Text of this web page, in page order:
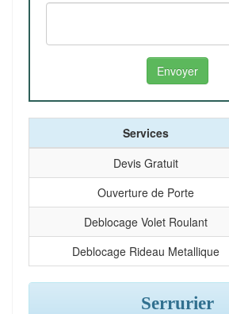
Services
Devis Gratuit
Ouverture de Porte
Deblocage Volet Roulant
Deblocage Rideau Metallique
Serrurier